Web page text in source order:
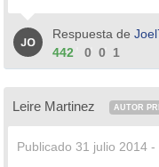
Respuesta de
442
0 0 1
Leire Martinez AUTOR
Publicado 31 julio 2014 -